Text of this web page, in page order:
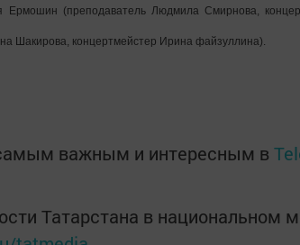
Ермошин (преподаватель Людмила Смирнова,
Шакирова, концертмейстер Ирина файзуллина).
важным и интересным в
Татарстана в национальном